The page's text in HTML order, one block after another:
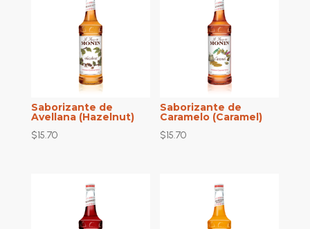
Saborizante de
Avellana (Hazelnut)
$15.70
Saborizante de
Caramelo (Caramel)
$15.70